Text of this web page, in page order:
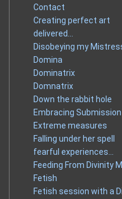
Contact
Creating perfect art
delivered…
Disobeying my
Domina
Dominatrix
Domnatrix
Down the rabbit hole
Embracing
Extreme measures
Falling under her spell
fearful experiences…
Feeding From Divinity
Fetish
Fetish session with a